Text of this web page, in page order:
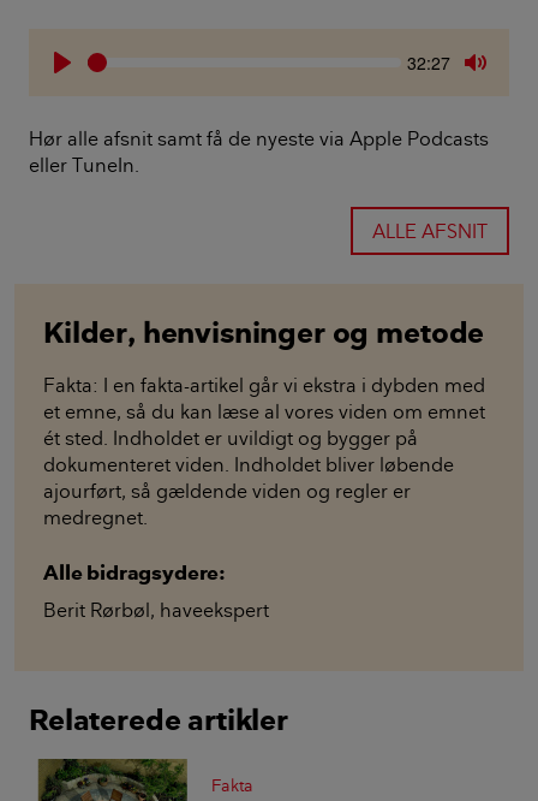
Current
32:27
Hør alle afsnit samt få de nyeste via Apple Podcasts
eller TuneIn.
ALLE AFSNIT
Kilder, henvisninger og metode
Fakta: I en fakta-artikel går vi ekstra i dybden med
et emne, så du kan læse al vores viden om emnet
ét sted. Indholdet er uvildigt og bygger på
dokumenteret viden. Indholdet bliver løbende
ajourført, så gældende viden og regler er
medregnet.
Alle bidragsydere:
Berit Rørbøl, haveekspert
Relaterede artikler
Fakta